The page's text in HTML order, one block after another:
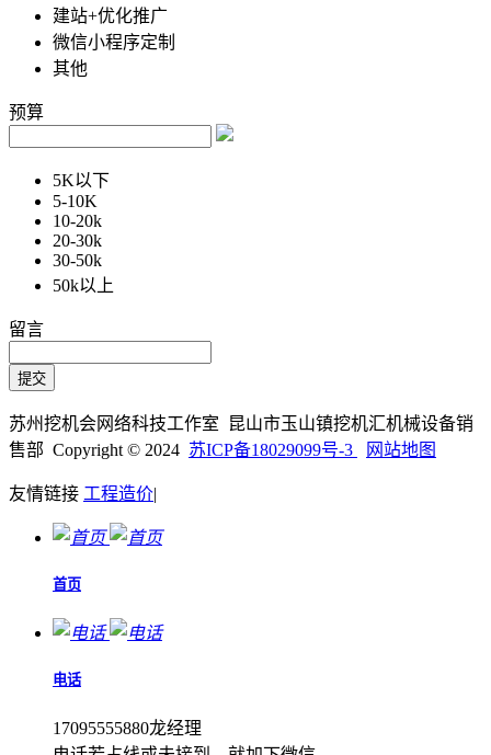
建站+优化推广
微信小程序定制
其他
预算
5K以下
5-10K
10-20k
20-30k
30-50k
50k以上
留言
苏州挖机会网络科技工作室 昆山市玉山镇挖机汇机械设备销
售部 Copyright © 2024 苏ICP备18029099号-3 网站地图
友情链接 工程造价|
首页
电话
17095555880龙经理